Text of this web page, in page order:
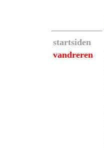
startsiden
vandreren